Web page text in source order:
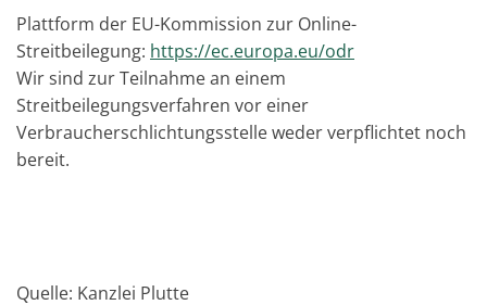
Plattform der EU-Kommission zur Online-
Streitbeilegung: https://ec.europa.eu/odr
Wir sind zur Teilnahme an einem
Streitbeilegungsverfahren vor einer
Verbraucherschlichtungsstelle weder verpflichtet noch
bereit.
Quelle: Kanzlei Plutte